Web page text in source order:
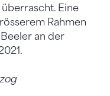
Eine
Rahmen
an der